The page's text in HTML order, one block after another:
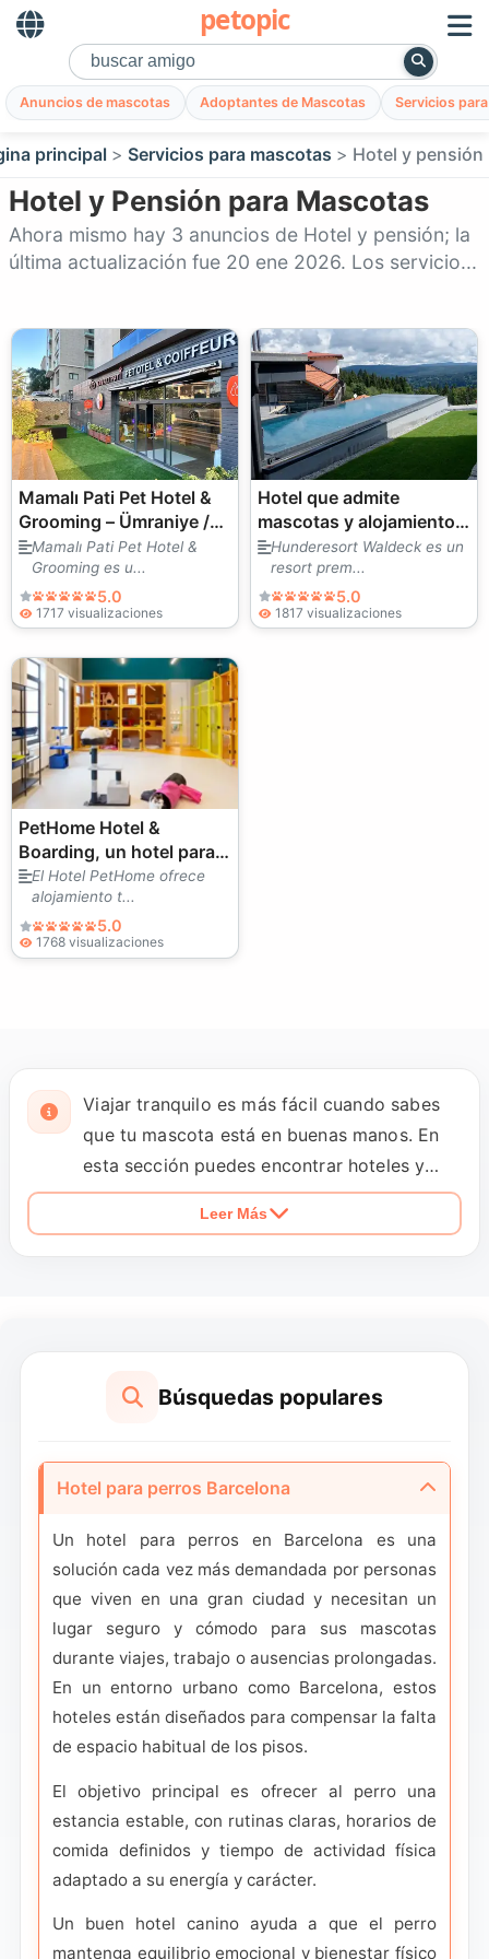
petopic
Anuncios de mascotas Adoptantes de Mascotas Servicios
principal Servicios para mascotas Hotel y pensión
Hotel y Pensión para Mascotas
Ahora mismo hay 3 anuncios de Hotel y pensión; la
última actualización fue 20 ene 2026. Los servicio...
Mamalı Pati Pet Hotel &
Grooming – Ümraniye /
Servicios de aseo, hotel
y guardería
Mamalı Pati Pet Hotel &
Grooming es u...
5.0
1717 visualizaciones
Hotel que admite
mascotas y alojamiento
en Hunderesort Waldeck
Hunderesort Waldeck es un
resort prem...
5.0
1817 visualizaciones
PetHome Hotel &
Boarding, un hotel para
perros y gatos en Moscú
El Hotel PetHome ofrece
alojamiento t...
5.0
1768 visualizaciones
Viajar tranquilo es más fácil cuando sabes
que tu mascota está en buenas manos. En
esta sección puedes encontrar hoteles y
pensiones para mascotas que ofrecen
Leer Más
Búsquedas populares
Hotel para perros Barcelona
Un hotel para perros en Barcelona es una
solución cada vez más demandada por personas
que viven en una gran ciudad y necesitan un
lugar seguro y cómodo para sus mascotas
durante viajes, trabajo o ausencias prolongadas.
En un entorno urbano como Barcelona, estos
hoteles están diseñados para compensar la falta
de espacio habitual de los pisos.
El objetivo principal es ofrecer al perro una
estancia estable, con rutinas claras, horarios de
comida definidos y tiempo de actividad física
adaptado a su energía y carácter.
Un buen hotel canino ayuda a que el perro
mantenga equilibrio emocional y bienestar físico